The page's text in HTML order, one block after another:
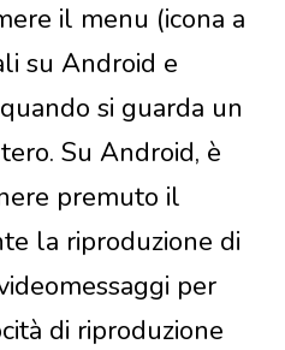
il menu (icona a
su Android e
si guarda un
Su Android, è
premuto il
la riproduzione di
per
di riproduzione